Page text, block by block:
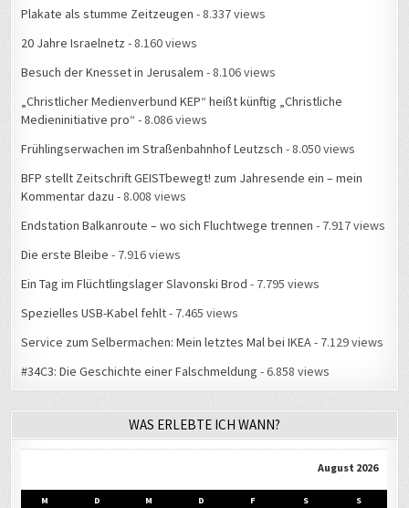
Plakate als stumme Zeitzeugen - 8.337 views
20 Jahre Israelnetz - 8.160 views
Besuch der Knesset in Jerusalem - 8.106 views
„Christlicher Medienverbund KEP“ heißt künftig „Christliche
Medieninitiative pro“ - 8.086 views
Frühlingserwachen im Straßenbahnhof Leutzsch - 8.050 views
BFP stellt Zeitschrift GEISTbewegt! zum Jahresende ein – mein
Kommentar dazu - 8.008 views
Endstation Balkanroute – wo sich Fluchtwege trennen - 7.917 views
Die erste Bleibe - 7.916 views
Ein Tag im Flüchtlingslager Slavonski Brod - 7.795 views
Spezielles USB-Kabel fehlt- 7.465 views
Service zum Selbermachen: Mein letztes Mal bei IKEA- 7.129 views
#34C3: Die Geschichte einer Falschmeldung - 6.858 views
WAS ERLEBTE ICH WANN?
August 2026
M D M D F S S